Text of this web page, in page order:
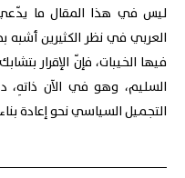
ليس في هذا المقال ما يدّعي
العربي في نظر الكثيرين أشبه
فيها الخيبات، فإنّ الإقرار
السليم، وهو في الآن ذاتهِ،
التجميل السياسي نحو إعادة